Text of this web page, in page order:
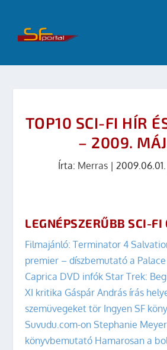
TOP10 SCI-FI HÍR
– 2009.
Írta: Merras| 2009.06.01.
LEGNÉPSZERŰBB SCI-FI
Filmajánló: Terminator 4
premier – díszbemutató a
Caprica DVD infók Star Trek:
XI kritika Gáspár András írás
szemüvegeket tör Ingyen SF
Suvudu.com-on Stephanie
könyvbemutató Hamarosan a